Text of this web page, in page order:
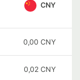
CNY
0,00 CNY
0,02 CNY